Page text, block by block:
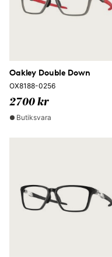
Oakley Double Down
OX8188-0256
2700 kr
Butiksvara